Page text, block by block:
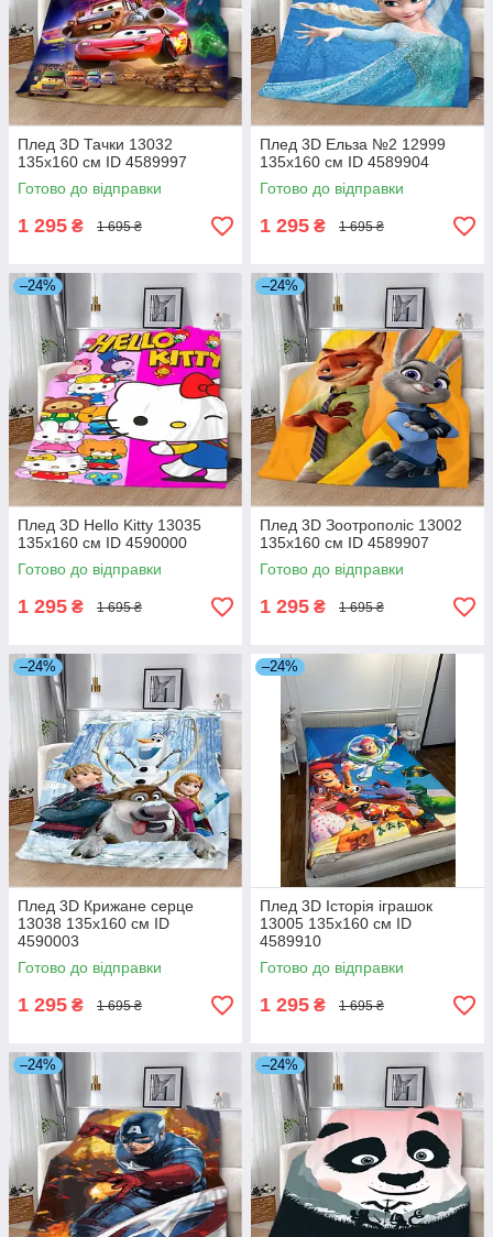
Плед 3D Тачки 13032
135х160 см ID 4589997
Готово до відправки
1 295 ₴ 1 695 ₴
Плед 3D Ельза №2 12999
135х160 см ID 4589904
Готово до відправки
1 295 ₴ 1 695 ₴
–24%
Плед 3D Hello Kitty 13035
135х160 см ID 4590000
Готово до відправки
1 295 ₴ 1 695 ₴
–24%
Плед 3D Зоотрополіс 13002
135х160 см ID 4589907
Готово до відправки
1 295 ₴ 1 695 ₴
–24%
Плед 3D Крижане серце
13038 135х160 см ID
4590003
Готово до відправки
1 295 ₴ 1 695 ₴
–24%
Плед 3D Історія іграшок
13005 135х160 см ID
4589910
Готово до відправки
1 295 ₴ 1 695 ₴
–24% –24%